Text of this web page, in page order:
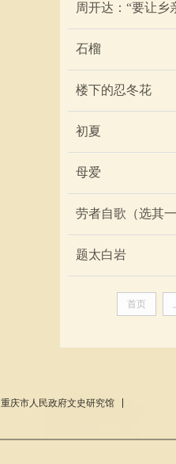
周开达：“要让乡
石榴
楼下的忍冬花
初夏
母爱
劳者自歌（选其一
题太白岩
首页
重庆市人民政府文史研究馆